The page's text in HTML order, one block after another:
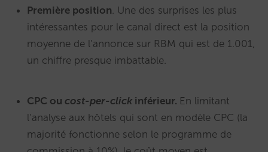
Première position. Une des surprises les plus
intéressantes pour le canal direct est la position
moyenne de l’annonce sur RBM qui est de 1.001,
un chiffre presque imbattable.
CPC ou cost-per-click inférieur. En limitant
l’analyse aux hôtels qui sont en modèle CPC (la
majorité fonctionne selon le programme de